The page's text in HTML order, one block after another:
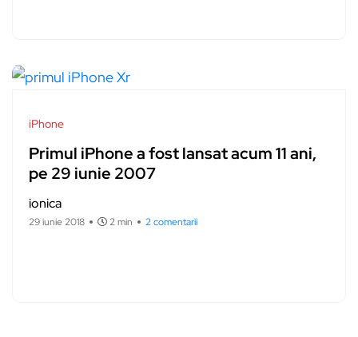
iPhone
Primul iPhone a fost lansat acum 11 ani,
pe 29 iunie 2007
ionica
29 iunie 2018 2 min 2 comentarii